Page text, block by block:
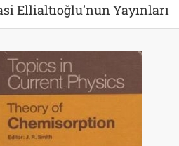
Ellialtıoğlu’nun Yayınları